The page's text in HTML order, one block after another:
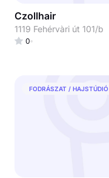
Czollhair
1119 Fehérvàri út 101/b
0
FODRÁSZAT / HAJSTÚDIÓ